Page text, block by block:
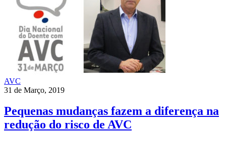
AVC
31 de Março, 2019
Pequenas mudanças fazem a diferença na
redução do risco de AVC